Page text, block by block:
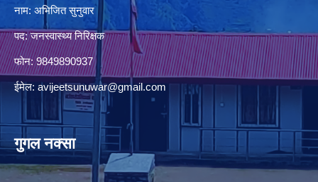
नाम: अभिजित सुनुवार
पद: जनस्वास्थ्य निरिक्षक
फोन: 9849890937
ईमेल: avijeetsunuwar@gmail.com
गुगल नक्सा